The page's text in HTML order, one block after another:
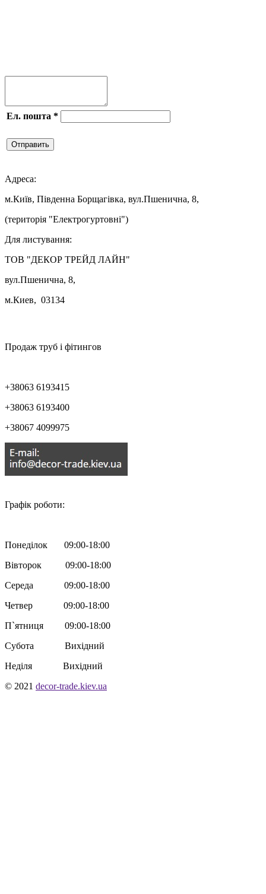
Ел. пошта *
Отправить
Адреса:
м.Київ, Південна Борщагівка, вул.Пшенична, 8,
(територія "Електрогуртовні")
Для листування:
ТОВ "ДЕКОР ТРЕЙД ЛАЙН"
вул.Пшенична, 8,
м.Киев, 03134
Продаж труб і фітингов
+38063 6193415
+38063 6193400
+38067 4099975
Графік роботи:
Понеділок 09:00-18:00
Вівторок 09:00-18:00
Середа 09:00-18:00
Четвер 09:00-18:00
П`ятниця 09:00-18:00
Субота Вихідний
Неділя Вихідний
© 2021 decor-trade.kiev.ua